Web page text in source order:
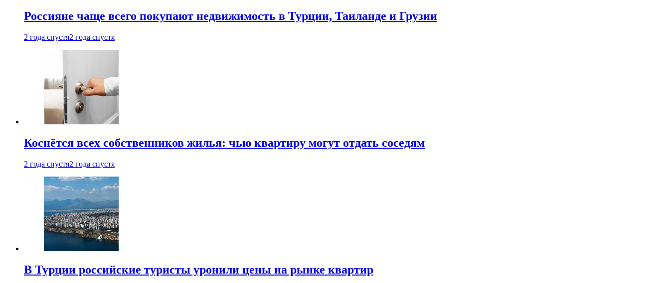
Россияне чаще всего покупают недвижимость в Турции, Таиланде и Грузии
2 года спустя2 года спустя
Коснётся всех собственников жилья: чью квартиру могут отдать соседям
2 года спустя2 года спустя
В Турции российские туристы уронили цены на рынке квартир